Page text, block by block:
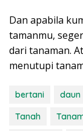
Dan apabila
tamanmu,
dari tanaman.
menutupi
bertani daun
Tanah